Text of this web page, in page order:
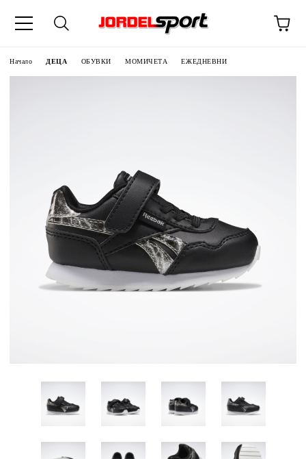
Начало ДЕЦА ОБУВКИ МОМИЧЕТА ЕЖЕДНЕВНИ